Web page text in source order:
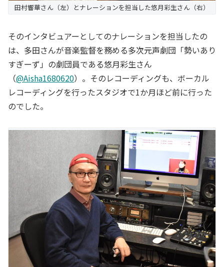
田村響華さん（左）とナレーションを担当した悠月彩生さん（右）
そのインタビュアーとしてのナレーションを担当したの
は、多田さんが音楽監督を務める多次元声劇団「勢いあり
すぎーず」の劇団員である悠月彩生さん
（@Aisha1680620）。そのレコーディングも、ボーカル
レコーディングを行ったスタジオで1か月ほど前に行った
のでした。